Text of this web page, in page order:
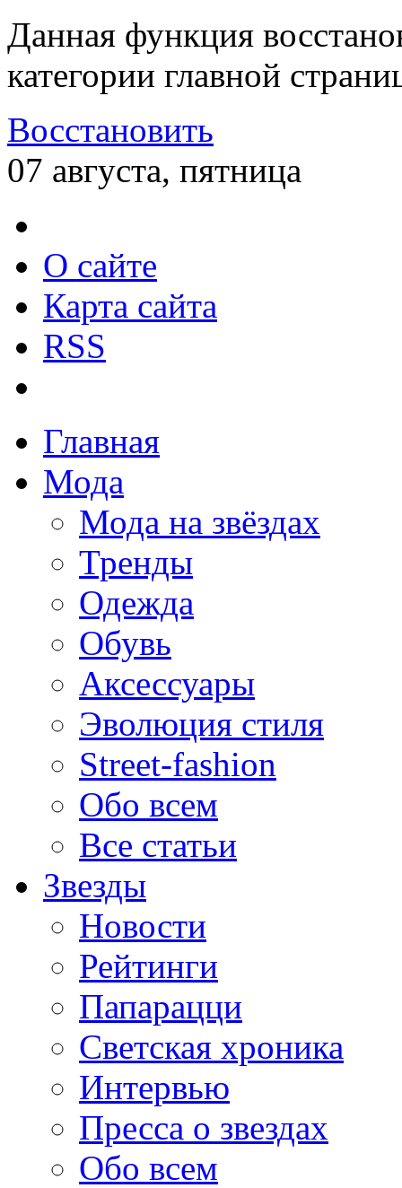
Данная функция
категории главной
Восстановить
07 августа, пятница
О сайте
Карта сайта
RSS
Главная
Мода
Мода на звёздах
Тренды
Одежда
Обувь
Аксессуары
Эволюция стиля
Street-fashion
Обо всем
Все статьи
Звезды
Новости
Рейтинги
Папарацци
Светская хроника
Интервью
Пресса о звездах
Обо всем